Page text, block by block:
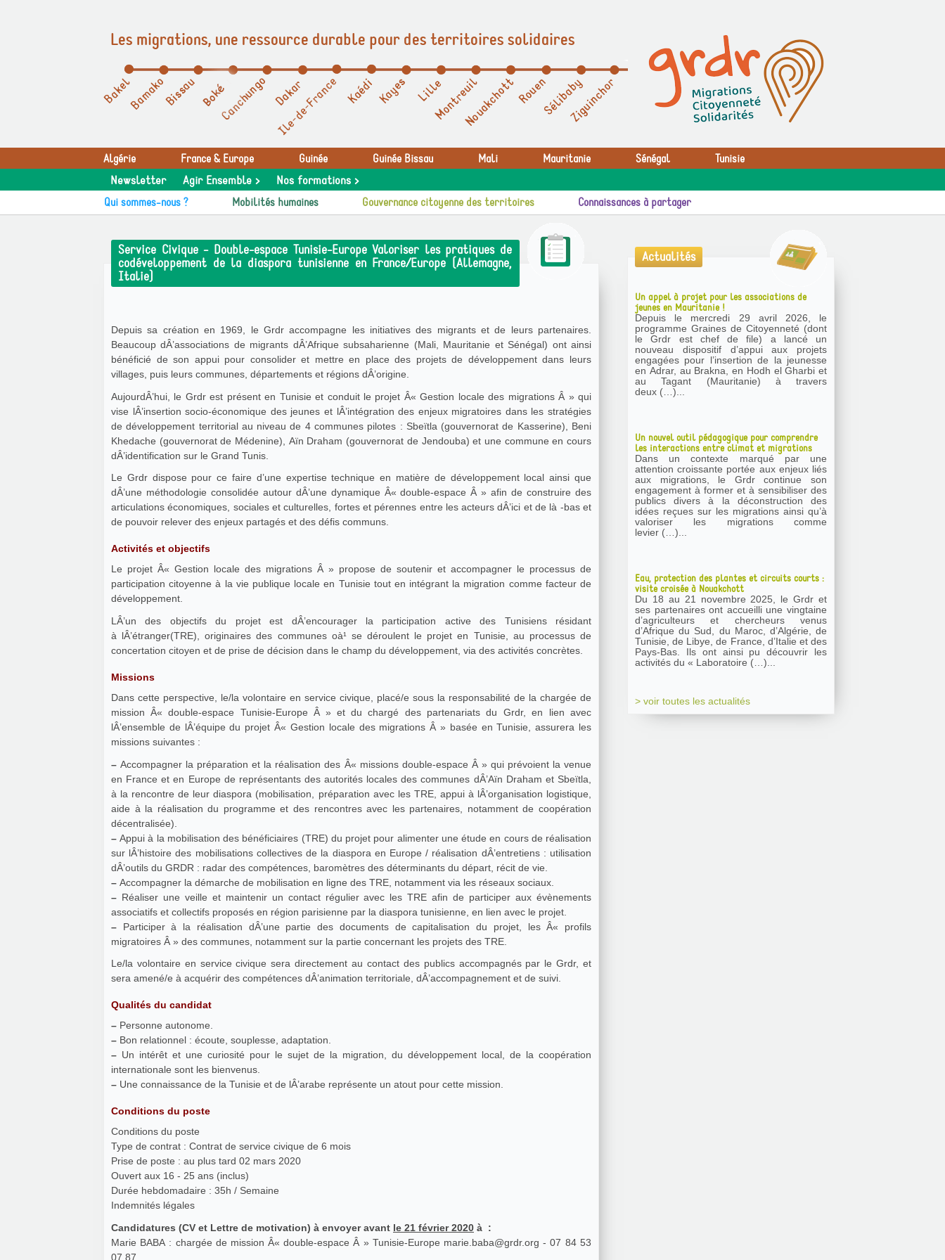
Les migrations, une ressource durable pour des territoires solidaires
Algérie France & Europe Guinée Guinée Bissau Mali Mauritanie Sénégal Tunisie
Newsletter Agir Ensemble > Nos formations >
Qui sommes-nous ? Mobilités humaines Gouvernance citoyenne des territoires Connaissances à partager
Service Civique - Double-espace Tunisie-Europe Valoriser les pratiques de
codéveloppement de la diaspora tunisienne en France/Europe (Allemagne,
Italie)
Depuis sa création en 1969, le Grdr accompagne les initiatives des migrants et de leurs partenaires.
Beaucoup dÂ’associations de migrants dÂ’Afrique subsaharienne (Mali, Mauritanie et Sénégal) ont ainsi
bénéficié de son appui pour consolider et mettre en place des projets de développement dans leurs
villages, puis leurs communes, départements et régions dÂ’origine.
AujourdÂ’hui, le Grdr est présent en Tunisie et conduit le projet Â« Gestion locale des migrations Â » qui
vise lÂ’insertion socio-économique des jeunes et lÂ’intégration des enjeux migratoires dans les stratégies
de développement territorial au niveau de 4 communes pilotes : Sbeïtla (gouvernorat de Kasserine), Beni
Khedache (gouvernorat de Médenine), Aïn Draham (gouvernorat de Jendouba) et une commune en cours
dÂ’identification sur le Grand Tunis.
Le Grdr dispose pour ce faire d’une expertise technique en matière de développement local ainsi que
dÂ’une méthodologie consolidée autour dÂ’une dynamique Â« double-espace Â » afin de construire des
articulations économiques, sociales et culturelles, fortes et pérennes entre les acteurs dÂ’ici et de là -bas et
de pouvoir relever des enjeux partagés et des défis communs.
Activités et objectifs
Le projet Â« Gestion locale des migrations Â » propose de soutenir et accompagner le processus de
participation citoyenne à la vie publique locale en Tunisie tout en intégrant la migration comme facteur de
développement.
LÂ’un des objectifs du projet est dÂ’encourager la participation active des Tunisiens résidant
à lÂ’étranger(TRE), originaires des communes oà¹ se déroulent le projet en Tunisie, au processus de
concertation citoyen et de prise de décision dans le champ du développement, via des activités concrètes.
Missions
Dans cette perspective, le/la volontaire en service civique, placé/e sous la responsabilité de la chargée de
mission Â« double-espace Tunisie-Europe Â » et du chargé des partenariats du Grdr, en lien avec
lÂ’ensemble de lÂ’équipe du projet Â« Gestion locale des migrations Â » basée en Tunisie, assurera les
missions suivantes :
– Accompagner la préparation et la réalisation des Â« missions double-espace Â » qui prévoient la venue
en France et en Europe de représentants des autorités locales des communes dÂ’Aïn Draham et Sbeïtla,
à la rencontre de leur diaspora (mobilisation, préparation avec les TRE, appui à lÂ’organisation logistique,
aide à la réalisation du programme et des rencontres avec les partenaires, notamment de coopération
décentralisée).
– Appui à la mobilisation des bénéficiaires (TRE) du projet pour alimenter une étude en cours de réalisation
sur lÂ’histoire des mobilisations collectives de la diaspora en Europe / réalisation dÂ’entretiens : utilisation
dÂ’outils du GRDR : radar des compétences, baromètres des déterminants du départ, récit de vie.
– Accompagner la démarche de mobilisation en ligne des TRE, notamment via les réseaux sociaux.
– Réaliser une veille et maintenir un contact régulier avec les TRE afin de participer aux évènements
associatifs et collectifs proposés en région parisienne par la diaspora tunisienne, en lien avec le projet.
– Participer à la réalisation dÂ’une partie des documents de capitalisation du projet, les Â« profils
migratoires Â » des communes, notamment sur la partie concernant les projets des TRE.
Le/la volontaire en service civique sera directement au contact des publics accompagnés par le Grdr, et
sera amené/e à acquérir des compétences dÂ’animation territoriale, dÂ’accompagnement et de suivi.
Qualités du candidat
– Personne autonome.
– Bon relationnel : écoute, souplesse, adaptation.
– Un intérêt et une curiosité pour le sujet de la migration, du développement local, de la coopération
internationale sont les bienvenus.
– Une connaissance de la Tunisie et de lÂ’arabe représente un atout pour cette mission.
Conditions du poste
Conditions du poste
Type de contrat : Contrat de service civique de 6 mois
Prise de poste : au plus tard 02 mars 2020
Ouvert aux 16 - 25 ans (inclus)
Durée hebdomadaire : 35h / Semaine
Indemnités légales
Candidatures (CV et Lettre de motivation) à envoyer avant
le 21 février 2020 à :
Marie BABA : chargée de mission Â« double-espace Â » Tunisie-Europe marie.baba@grdr.org - 07 84 53
07 87
Actualités
Un appel à projet pour les associations de
jeunes en Mauritanie !
Depuis le mercredi 29 avril 2026, le
programme Graines de Citoyenneté (dont
le Grdr est chef de file) a lancé un
nouveau dispositif d’appui aux projets
engagées pour l’insertion de la jeunesse
en Adrar, au Brakna, en Hodh el Gharbi et
au Tagant (Mauritanie) à travers
deux (…)...
Un nouvel outil pédagogique pour comprendre
les interactions entre climat et migrations
Dans un contexte marqué par une
attention croissante portée aux enjeux liés
aux migrations, le Grdr continue son
engagement à former et à sensibiliser des
publics divers à la déconstruction des
idées reçues sur les migrations ainsi qu’à
valoriser les migrations comme
levier (…)...
Eau, protection des plantes et circuits courts :
visite croisée à Nouakchott
Du 18 au 21 novembre 2025, le Grdr et
ses partenaires ont accueilli une vingtaine
d’agriculteurs et chercheurs venus
d’Afrique du Sud, du Maroc, d’Algérie, de
Tunisie, de Libye, de France, d’Italie et des
Pays-Bas. Ils ont ainsi pu découvrir les
activités du « Laboratoire (…)...
> voir toutes les actualités